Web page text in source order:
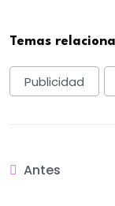
Temas
Publicidad
Antes